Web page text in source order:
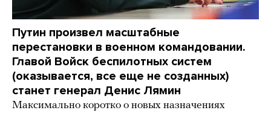
Путин произвел масштабные
перестановки в военном командовании.
Главой Войск беспилотных систем
(оказывается, все еще не созданных)
станет генерал Денис Лямин
Максимально коротко о новых назначениях